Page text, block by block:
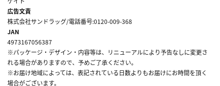
広告文責
株式会社サンドラッグ/電話番号:0120-009-368
JAN
4973167056387
※パッケージ・デザイン・内容等は、リニューアルにより予告なしに変更さ
れる場合がありますので、予めご了承ください。
※お届け地域によっては、表記されている日数よりもお届けにお時間を頂く
場合がございます。